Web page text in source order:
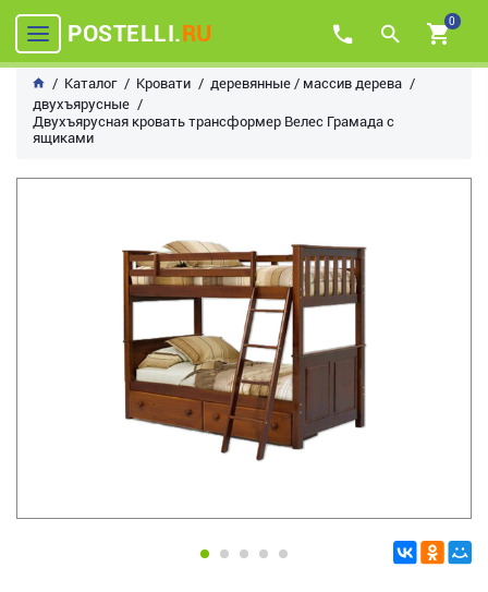
POSTELLI.RU 0
Каталог Кровати
деревянные / массив дерева
двухъярусные
Двухъярусная кровать трансформер Велес Грамада с
ящиками